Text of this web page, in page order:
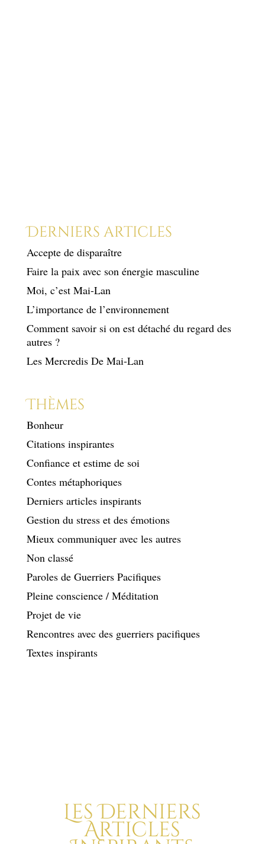
Derniers articles
Accepte de disparaître
Faire la paix avec son énergie masculine
Moi, c’est Mai-Lan
L’importance de l’environnement
Comment savoir si on est détaché du regard des
autres ?
Les Mercredis De Mai-Lan
Thèmes
Bonheur
Citations inspirantes
Confiance et estime de soi
Contes métaphoriques
Derniers articles inspirants
Gestion du stress et des émotions
Mieux communiquer avec les autres
Non classé
Paroles de Guerriers Pacifiques
Pleine conscience / Méditation
Projet de vie
Rencontres avec des guerriers pacifiques
Textes inspirants
Les Derniers
Articles